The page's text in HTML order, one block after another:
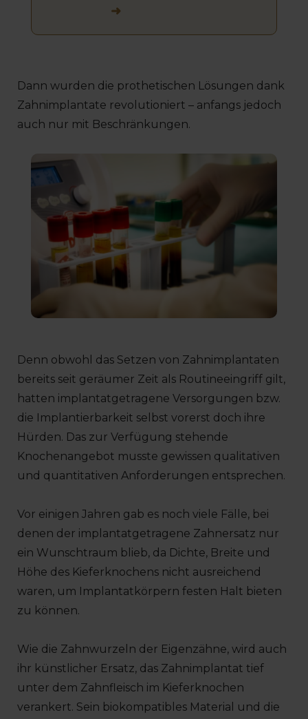
➜
Dann wurden die prothetischen Lösungen dank
Zahnimplantate revolutioniert – anfangs jedoch
auch nur mit Beschränkungen.
Denn obwohl das Setzen von Zahnimplantaten
bereits seit geräumer Zeit als Routineeingriff gilt,
hatten implantatgetragene Versorgungen bzw.
die Implantierbarkeit selbst vorerst doch ihre
Hürden. Das zur Verfügung stehende
Knochenangebot musste gewissen qualitativen
und quantitativen Anforderungen entsprechen.
Vor einigen Jahren gab es noch viele Fälle, bei
denen der implantatgetragene Zahnersatz nur
ein Wunschtraum blieb, da Dichte, Breite und
Höhe des Kieferknochens nicht ausreichend
waren, um Implantatkörpern festen Halt bieten
zu können.
Wie die Zahnwurzeln der Eigenzähne, wird auch
ihr künstlicher Ersatz, das Zahnimplantat tief
unter dem Zahnfleisch im Kieferknochen
verankert. Sein biokompatibles Material und die